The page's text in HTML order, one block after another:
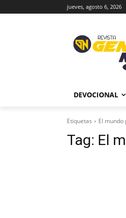
jueves, agosto 6, 2026
DEVOCIONAL
Etiquetas El
Tag: El